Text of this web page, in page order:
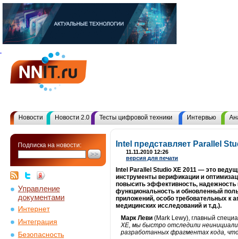
Новости Новости 2.0 Тесты цифровой техники Интервью
Подписка на новости:
Управление
документами
Интернет
Интеграция
Безопасность
Intel представляет Parallel
11.11.2010 12:26
версия для печати
Intel Parallel Studio XE 2011 — это
инструменты верификации и
повысить эффективность,
функциональность и обновленный
приложений, особо требовательных к
медицинских исследований и т.д.).
Марк Леви (Mark Lewy), главный
XE, мы быстро отследили
разработанных фрагментах кода,